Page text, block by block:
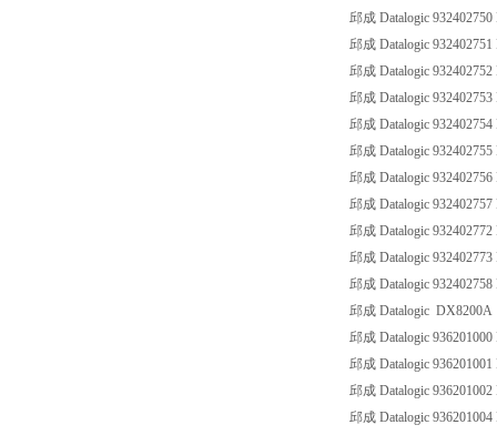
邱成 Datalogic
邱成 Datalogic
邱成 Datalogic
邱成 Datalogic
邱成 Datalogic
邱成 Datalogic
邱成 Datalogic
邱成 Datalogic
邱成 Datalogic
邱成 Datalogic
邱成 Datalogic
邱成 Datalogic DX8200A
邱成 Datalogic
邱成 Datalogic
邱成 Datalogic
邱成 Datalogic